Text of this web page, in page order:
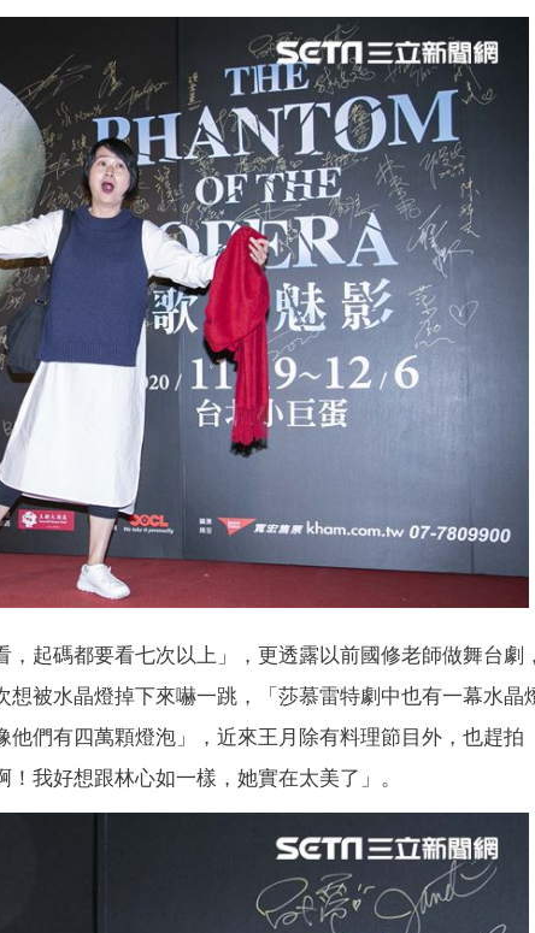
起碼都要看七次以上」，更透露以前國修老師做舞台劇
被水晶燈掉下來嚇一跳，「莎慕雷特劇中也有一幕水晶
們有四萬顆燈泡」，近來王月除有料理節目外，也趕拍
我好想跟林心如一樣，她實在太美了」。